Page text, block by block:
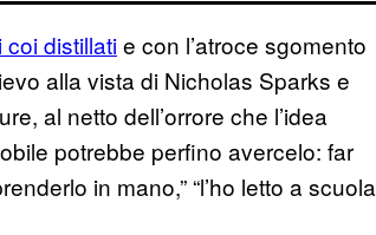
distillatie con l’atroce sgomento
alla vista di Nicholas Sparks e
al netto dell’orrore che l’idea
potrebbe perfino avercelo: far
in mano,” “l’ho letto a scuola